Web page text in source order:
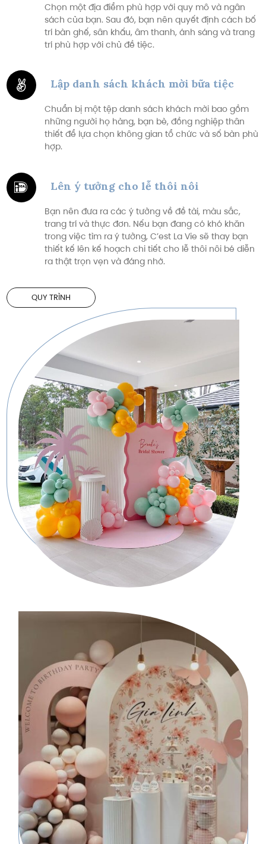
Chọn một địa điểm phù hợp với quy mô và ngân
sách của bạn. Sau đó, bạn nên quyết định cách bố
trí bàn ghế, sân khấu, âm thanh, ánh sáng và trang
trí phù hợp với chủ đề tiệc.
Lập danh sách khách mời bữa tiệc
Chuẩn bị một tệp danh sách khách mời bao gồm
những người họ hàng, bạn bè, đồng nghiệp thân
thiết để lựa chọn không gian tổ chức và số bàn phù
hợp.
Lên ý tưởng cho lễ thôi nôi
Bạn nên đưa ra các ý tưởng về đề tài, màu sắc,
trang trí và thực đơn. Nếu bạn đang có khó khăn
trong việc tìm ra ý tưởng, C’est La Vie sẽ thay bạn
thiết kế lên kế hoạch chi tiết cho lễ thôi nôi bé diễn
ra thật trọn vẹn và đáng nhớ.
QUY TRÌNH